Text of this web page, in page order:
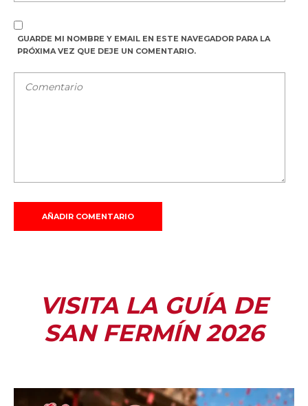
GUARDE MI NOMBRE Y EMAIL EN ESTE NAVEGADOR PARA LA
PRÓXIMA VEZ QUE DEJE UN COMENTARIO.
VISITA LA GUÍA DE
SAN FERMÍN 2026